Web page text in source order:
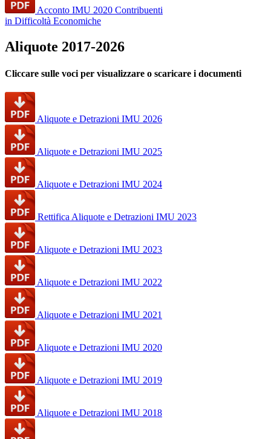
Acconto IMU 2020 Contribuenti
in Difficoltà Economiche
Aliquote 2017-2026
Cliccare sulle voci per visualizzare o scaricare i documenti
Aliquote e Detrazioni IMU 2026
Aliquote e Detrazioni IMU 2025
Aliquote e Detrazioni IMU 2024
Rettifica Aliquote e Detrazioni IMU 2023
Aliquote e Detrazioni IMU 2023
Aliquote e Detrazioni IMU 2022
Aliquote e Detrazioni IMU 2021
Aliquote e Detrazioni IMU 2020
Aliquote e Detrazioni IMU 2019
Aliquote e Detrazioni IMU 2018